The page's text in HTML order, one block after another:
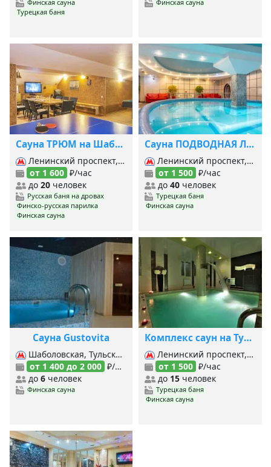
Финская сауна
Турецкая баня
Финская сауна
Сауна ТРЮМ на Шаболовке
Ленинский проспект, Серпуховская, Тульская, Шаболовская,
от 1 600 ₽/час
до 20 человек
Русская баня на дровах
Финско-русская парилка
Финская сауна
Сауна ПОДВОДНАЯ ЛОДКА
Ленинский проспект, Площадь Гагарина, Площадь Ильича, Площадь Революции, Преображенская площадь, Тульская, Шаболовская,
от 1 500 ₽/час
до 40человек
Турецкая баня
Финская сауна
Сауна Gustovita
Шаболовская, Тульская, Ленинский проспект,
от 1 400 до 2 000 ₽/час
до 6 человек
Финская сауна
Комплекс саун на Тульской
Ленинский проспект, Серпуховская, Тульская, Шаболовская,
от 1 500 ₽/час
до 15человек
Турецкая баня
Финская сауна